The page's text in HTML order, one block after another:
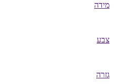
מידה
צבע
גזרה